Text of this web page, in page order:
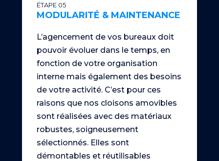
ÉTAPE 05
MODULARITÉ & MAINTENANCE
L’agencement de vos bureaux doit
pouvoir évoluer dans le temps, en
fonction de votre organisation
interne mais également des besoins
de votre activité. C’est pour ces
raisons que nos cloisons amovibles
sont réalisées avec des matériaux
robustes, soigneusement
sélectionnés. Elles sont
démontables et réutilisables